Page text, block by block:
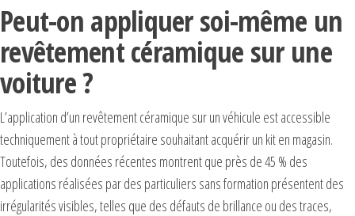
Peut-on appliquer soi-même un
revêtement céramique sur une
voiture ?
L’application d’un revêtement céramique sur un véhicule est accessible
techniquement à tout propriétaire souhaitant acquérir un kit en magasin.
Toutefois, des données récentes montrent que près de 45 % des
applications réalisées par des particuliers sans formation présentent des
irrégularités visibles, telles que des défauts de brillance ou des traces,